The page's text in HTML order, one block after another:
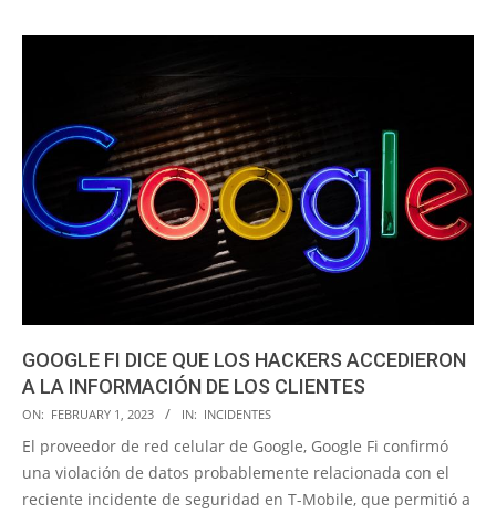
GOOGLE FI DICE QUE LOS HACKERS ACCEDIERON
A LA INFORMACIÓN DE LOS CLIENTES
2023-
02-
01
ON: FEBRUARY 1, 2023 IN: INCIDENTES
El proveedor de red celular de Google, Google Fi confirmó
una violación de datos probablemente relacionada con el
reciente incidente de seguridad en T-Mobile, que permitió a